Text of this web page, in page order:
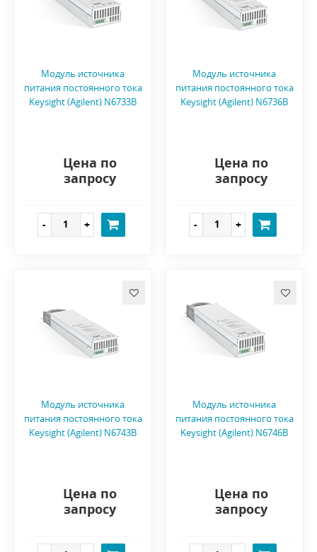
Модуль источника
питания постоянного тока
Keysight (Agilent) N6733B
Цена по
запросу
Модуль источника
питания постоянного тока
Keysight (Agilent) N6736B
Цена по
запросу
Модуль источника
питания постоянного тока
Keysight (Agilent) N6743B
Цена по
запросу
Модуль источника
питания постоянного тока
Keysight (Agilent) N6746B
Цена по
запросу